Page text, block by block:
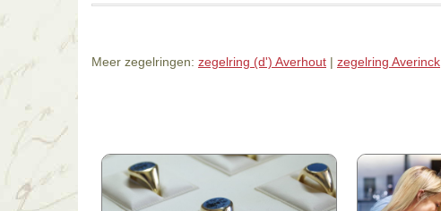
Meer zegelringen: zegelring (d') Averhout | zegelring Averinck